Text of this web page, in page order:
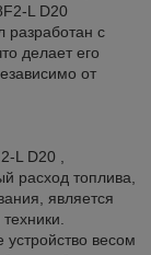
L D20
разработан с
делает его
от
L D20 ,
расход топлива,
является
устройство весом